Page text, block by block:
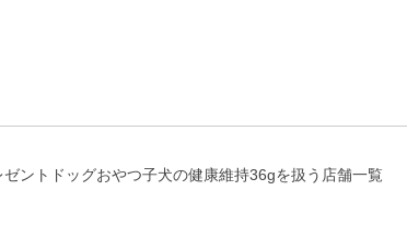
ントドッグおやつ子犬の健康維持36gを扱う店舗一覧